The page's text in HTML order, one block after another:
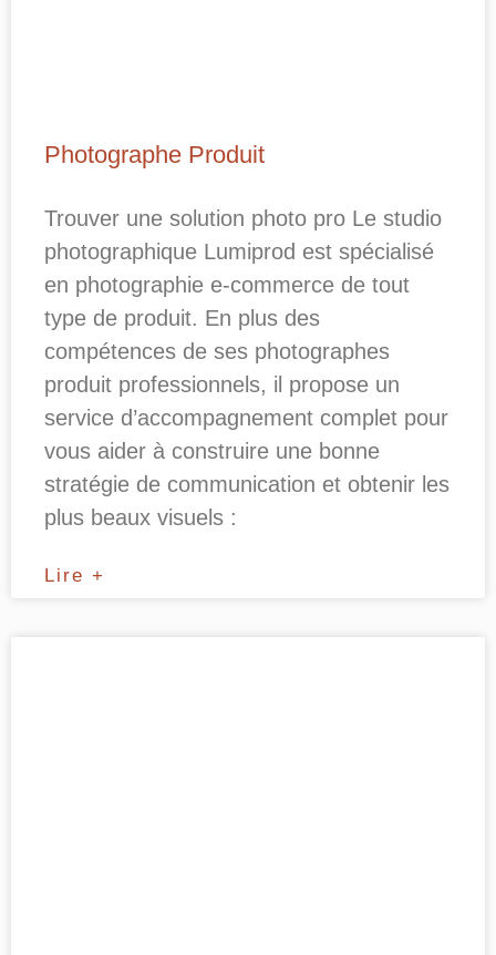
Photographe Produit
Trouver une solution photo pro Le studio
photographique Lumiprod est spécialisé
en photographie e-commerce de tout
type de produit. En plus des
compétences de ses photographes
produit professionnels, il propose un
service d’accompagnement complet pour
vous aider à construire une bonne
stratégie de communication et obtenir les
plus beaux visuels :
Lire +